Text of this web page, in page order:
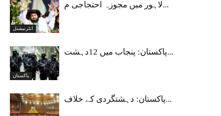
انٹرنیشنل
لاہور میں مجوزہ احتجاجی م...
پاکستان
پاکستان: پنجاب میں 12دہشت...
پاکستان: دہشتگردی کے خلاف...